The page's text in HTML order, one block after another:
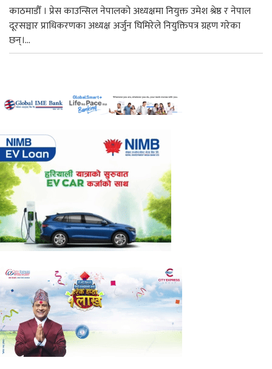
काठमाडौँ । प्रेस काउन्सिल नेपालको अध्यक्षमा नियुक्त उमेश श्रेष्ठ र नेपाल
दूरसञ्चार प्राधिकरणका अध्यक्ष अर्जुन घिमिरेले नियुक्तिपत्र ग्रहण गरेका
छन्।...